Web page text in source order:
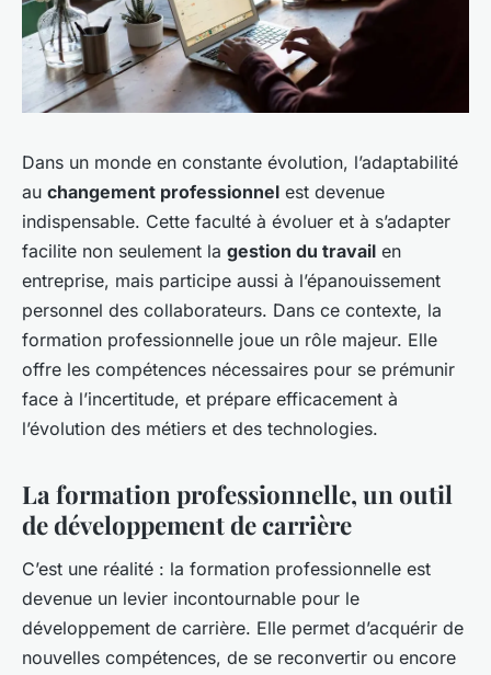
Dans un monde en constante évolution, l’adaptabilité
au changement professionnel est devenue
indispensable. Cette faculté à évoluer et à s’adapter
facilite non seulement la gestion du travail en
entreprise, mais participe aussi à l’épanouissement
personnel des collaborateurs. Dans ce contexte, la
formation professionnelle joue un rôle majeur. Elle
offre les compétences nécessaires pour se prémunir
face à l’incertitude, et prépare efficacement à
l’évolution des métiers et des technologies.
La formation professionnelle, un outil
de développement de carrière
C’est une réalité : la formation professionnelle est
devenue un levier incontournable pour le
développement de carrière. Elle permet d’acquérir de
nouvelles compétences, de se reconvertir ou encore